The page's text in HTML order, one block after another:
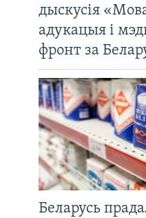
дыскусія
адукацыя і
фронт за
Беларусь